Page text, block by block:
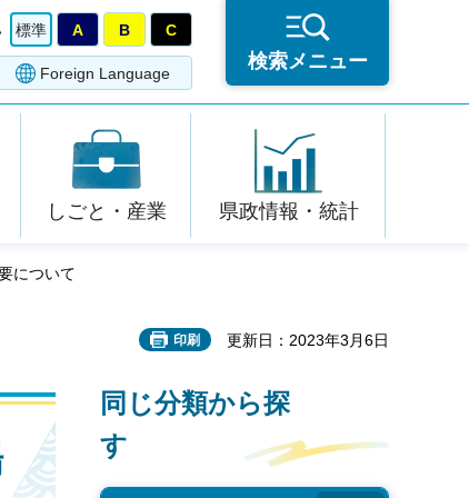
標準 A B C
Foreign Language
検索メニュー
しごと・産業 県政情報・統計
について
印刷 更新日：2023年3月6日
同じ分類から探
す